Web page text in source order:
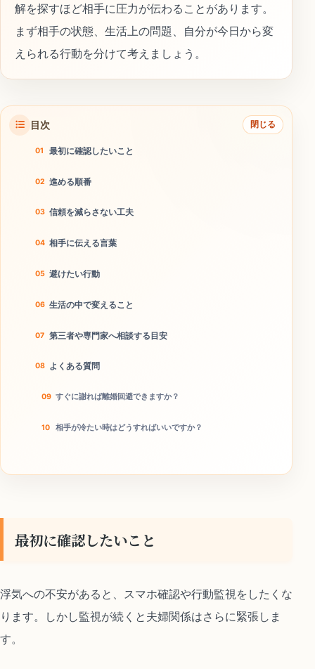
解を探すほど相手に圧力が伝わることがあります。
まず相手の状態、生活上の問題、自分が今日から変
えられる行動を分けて考えましょう。
目次 閉じる
最初に確認したいこと
進める順番
信頼を減らさない工夫
相手に伝える言葉
避けたい行動
生活の中で変えること
第三者や専門家へ相談する目安
よくある質問
すぐに謝れば離婚回避できますか？
相手が冷たい時はどうすればいいですか？
最初に確認したいこと
浮気への不安があると、スマホ確認や行動監視をしたくな
ります。しかし監視が続くと夫婦関係はさらに緊張しま
す。